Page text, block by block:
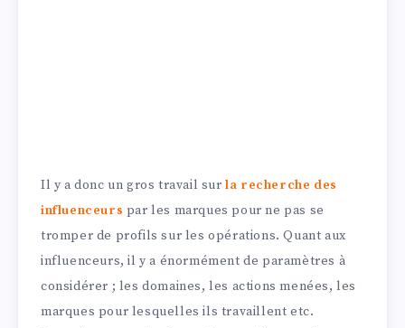
Il y a donc un gros travail surla recherche des
influenceurs par les marques pour ne pas se
tromper de profils sur les opérations. Quant aux
influenceurs, il y a énormément de paramètres à
considérer ; les domaines, les actions menées, les
marques pour lesquelles ils travaillent etc.